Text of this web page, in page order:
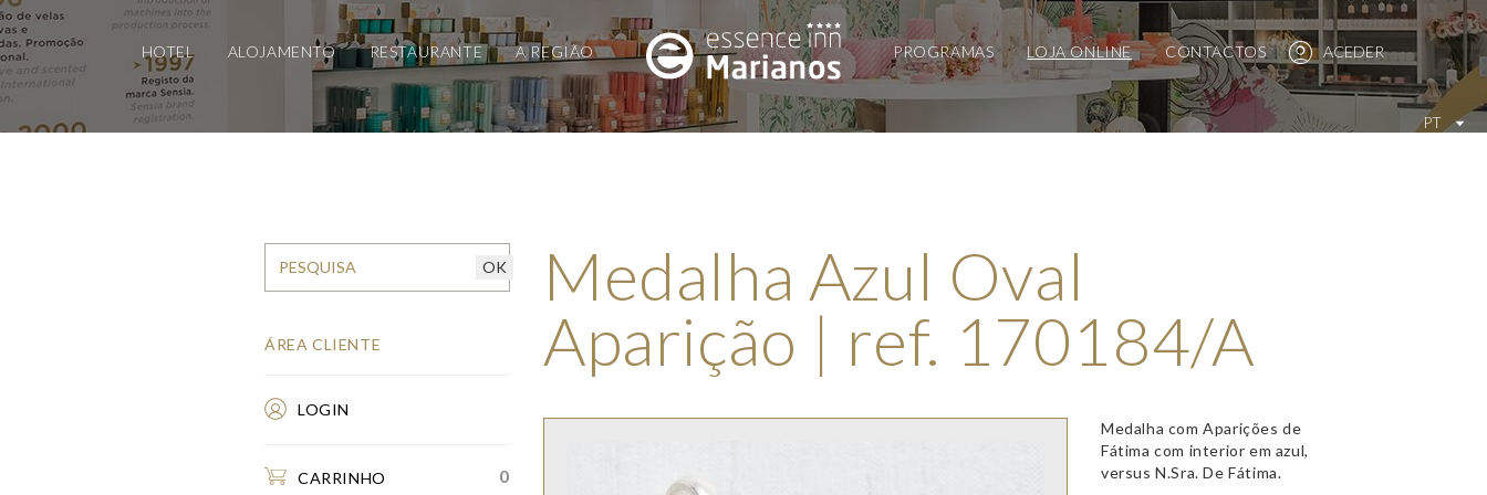
PT
HOTEL ALOJAMENTO RESTAURANTE A REGIÃO PROGRAMAS LOJA ONLINE CONTACTOS ACEDER
ÁREA CLIENTE
LOGIN
CARRINHO 0
Medalha Azul Oval
Aparição | ref. 170184/A
Medalha com Aparições de
Fátima com interior em azul,
versus N.Sra. De Fátima.